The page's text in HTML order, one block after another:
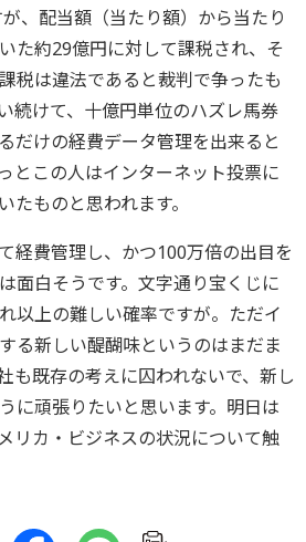
、配当額（当たり額）から当たり
た約29億円に対して課税され、そ
税は違法であると裁判で争ったも
続けて、十億円単位のハズレ馬券
だけの経費データ管理を出来ると
とこの人はインターネット投票に
たものと思われます。
経費管理し、かつ100万倍の出目を
面白そうです。文字通り宝くじに
以上の難しい確率ですが。ただイ
る新しい醍醐味というのはまだま
も既存の考えに囚われないで、新し
に頑張りたいと思います。明日は
リカ・ビジネスの状況について触